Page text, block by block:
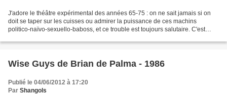
J'adore le théâtre expérimental des années 65-75 : on ne sait jamais si on
doit se taper sur les cuisses ou admirer la puissance de ces machins
politico-naïvo-sexuello-baboss, et ce trouble est toujours salutaire. C'est
Wise Guys de Brian de Palma - 1986
Publié le 04/06/2012 à 17:20
Par Shangols